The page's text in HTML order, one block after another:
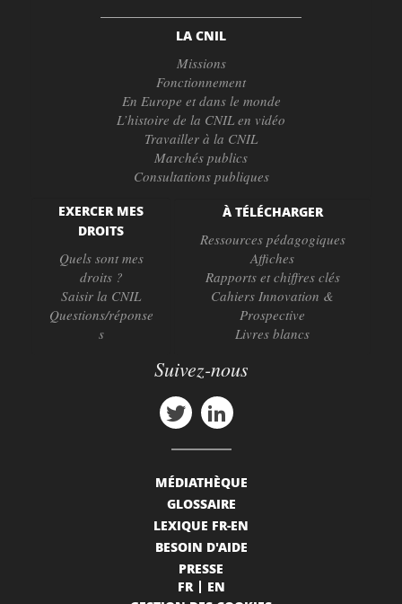
LA CNIL
Missions
Fonctionnement
En Europe et dans le monde
L’histoire de la CNIL en vidéo
Travailler à la CNIL
Marchés publics
Consultations publiques
EXERCER MES
DROITS
Quels sont mes
droits ?
Saisir la CNIL
Questions/réponse
s
À TÉLÉCHARGER
Ressources pédagogiques
Affiches
Rapports et chiffres clés
Cahiers Innovation &
Prospective
Livres blancs
Suivez-nous
MÉDIATHÈQUE
GLOSSAIRE
LEXIQUE FR-EN
BESOIN D'AIDE
PRESSE
FR
EN